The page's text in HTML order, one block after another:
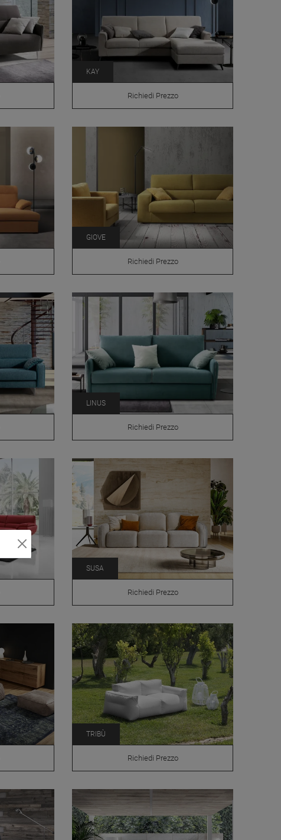
KAY
Richiedi Prezzo
GIOVE
Richiedi Prezzo
LINUS
Richiedi Prezzo
SUSA
Richiedi Prezzo
TRIBÙ
Richiedi Prezzo